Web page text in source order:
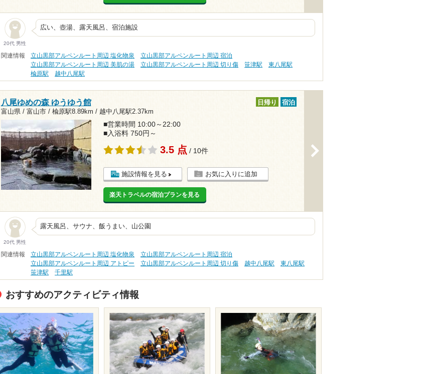
20代 男性
広い、壺湯、露天風呂、宿泊施設
関連情報 立山黒部アルペンルート周辺 塩化物泉
立山黒部アルペンルート周辺 宿泊
立山黒部アルペンルート周辺 美肌の湯
立山黒部アルペンルート周辺 切り傷 笹津駅
東八尾駅
楡原駅
越中八尾駅
八尾ゆめの森 ゆうゆう館
富山県 / 富山市 / 楡原駅8.89km / 越中八尾駅2.37km
日帰り 宿泊
■営業時間 10:00～22:00
■入浴料 750円～
3.5 点 / 10件
施設情報を見る お気に入りに追加
楽天トラベルの宿泊プランを見る
20代 男性
露天風呂、サウナ、飯うまい、山公園
関連情報 立山黒部アルペンルート周辺 塩化物泉
立山黒部アルペンルート周辺 宿泊
立山黒部アルペンルート周辺 アトピー
立山黒部アルペンルート周辺 切り傷 越中八尾駅
東八尾駅
笹津駅
千里駅
おすすめのアクティビティ情報